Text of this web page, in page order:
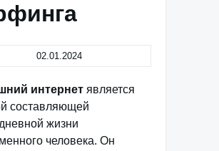
02.01.2024
интернет является
составляющей
жизни
человека. Он